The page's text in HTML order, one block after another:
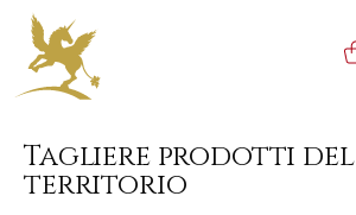
Tagliere prodotti del
territorio